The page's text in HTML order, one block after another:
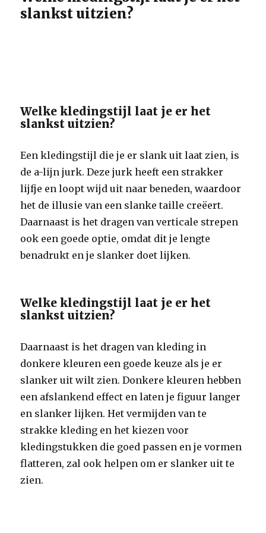
slankst uitzien?
Welke kledingstijl laat je er het
slankst uitzien?
Een kledingstijl die je er slank uit laat zien, is
de a-lijn jurk. Deze jurk heeft een strakker
lijfje en loopt wijd uit naar beneden, waardoor
het de illusie van een slanke taille creëert.
Daarnaast is het dragen van verticale strepen
ook een goede optie, omdat dit je lengte
benadrukt en je slanker doet lijken.
Welke kledingstijl laat je er het
slankst uitzien?
Daarnaast is het dragen van kleding in
donkere kleuren een goede keuze als je er
slanker uit wilt zien. Donkere kleuren hebben
een afslankend effect en laten je figuur langer
en slanker lijken. Het vermijden van te
strakke kleding en het kiezen voor
kledingstukken die goed passen en je vormen
flatteren, zal ook helpen om er slanker uit te
zien.